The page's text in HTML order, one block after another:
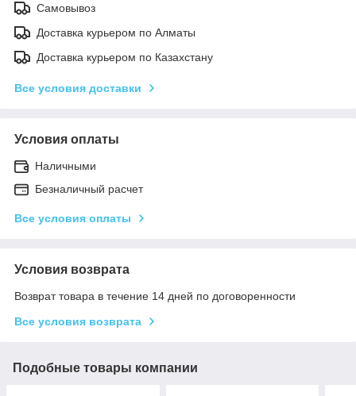
Самовывоз
Доставка курьером по Алматы
Доставка курьером по Казахстану
Все условия доставки
Условия оплаты
Наличными
Безналичный расчет
Все условия оплаты
Условия возврата
Возврат товара в течение 14 дней по договоренности
Все условия возврата
Подобные товары компании